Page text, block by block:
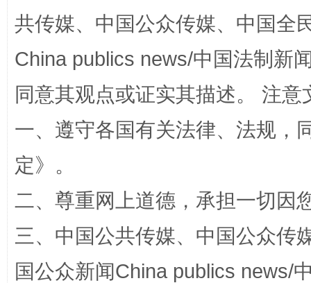
共传媒、中国公众传媒、中国全
China publics news/中国法制新
同意其观点或证实其描述。 注
一、遵守各国有关法律、法规，
定》。
二、尊重网上道德，承担一切因
三、中国公共传媒、中国公众传
国公众新闻China publics news/